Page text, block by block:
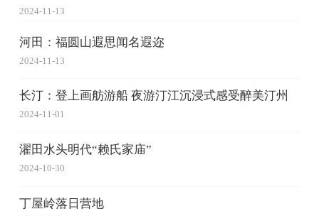
2024-11-13
河田：福圆山遐思闻名遐迩
2024-11-13
长汀：登上画舫游船 夜游汀江沉浸式感受醉美汀州
2024-11-01
濯田水头明代“赖氏家庙”
2024-10-30
丁屋岭落日营地